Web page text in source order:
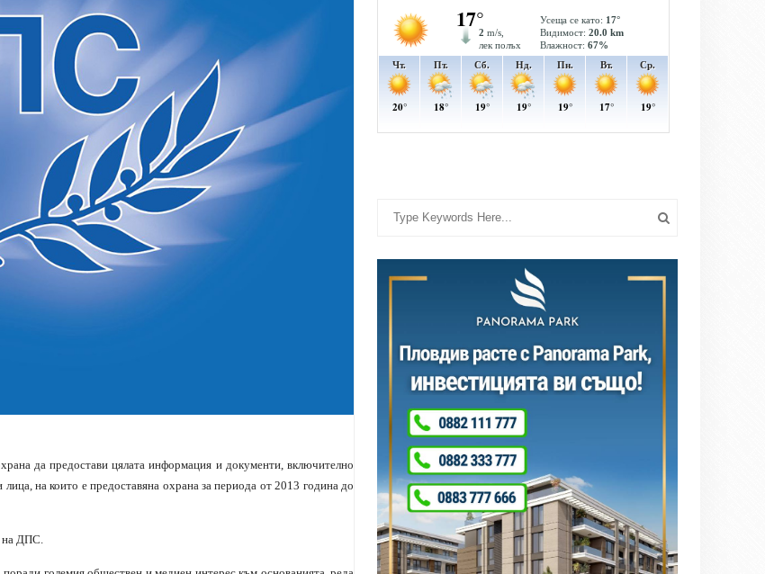
да предостави цялата информация и документи, включително
лица, на които е предоставяна охрана за периода от 2013 година до
на ДПС.